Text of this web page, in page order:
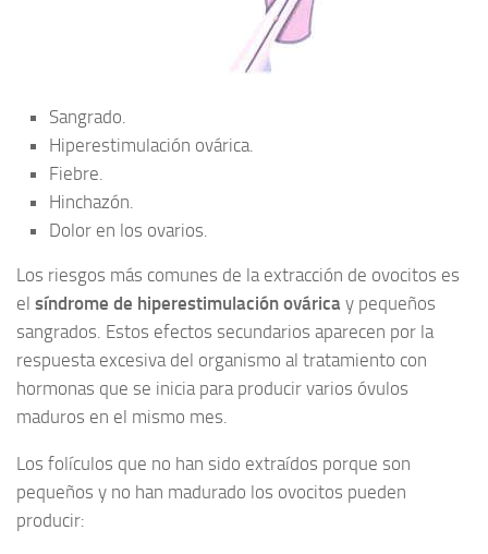
Sangrado.
Hiperestimulación ovárica.
Fiebre.
Hinchazón.
Dolor en los ovarios.
Los riesgos más comunes de la extracción de ovocitos es
el síndrome de hiperestimulación ovárica y pequeños
sangrados. Estos efectos secundarios aparecen por la
respuesta excesiva del organismo al tratamiento con
hormonas que se inicia para producir varios óvulos
maduros en el mismo mes.
Los folículos que no han sido extraídos porque son
pequeños y no han madurado los ovocitos pueden
producir: